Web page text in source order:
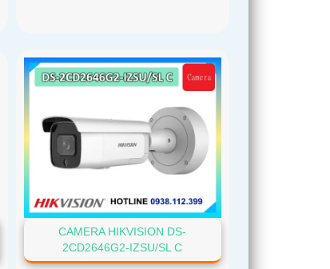
CAMERA HIKVISION DS-
2CD2646G2-IZSU/SL C